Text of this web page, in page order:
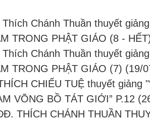
Chánh Thuần thuyết
TRONG PHẬT GIÁO (8 -
Chánh Thuần thuyết
TRONG PHẬT GIÁO (7) (19/
CHIẾU TUỆ thuyết giảng
VÕNG BỒ TÁT GIỚI” P.12
THÍCH CHÁNH THUẦN